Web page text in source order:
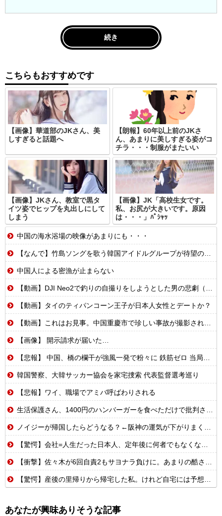
続き
こちらもおすすめです
【画像】華道部のJKさん、美
しすぎると話題へ
【朗報】60年以上前のJKさ
ん、あまりに美しすぎる姿がコ
チラ・・・制服がまたいい
【画像】JKさん、教室で黒タ
イツ姿でヒップを丸出しにして
しまう
【画像】JK「高校生女です。
私、お尻が大きいです。原因
は・・・」ﾊﾟｼｬｯ
中国の海水浴場の映像があまりにも・・・
【なんで】竹島ソングを歌う韓国アイドルグループが待望の日本デビュー
中国人による密漁が止まらない
【動画】DJI Neo2で釣りの自撮りをしようとした男の悲劇（ノ∇`）
【動画】タイのティパンコーン王子が日本人女性とデートか？
【動画】これはお見事。中国重慶市で珍しい事故が撮影される。
【画像】 開示請求が届いた…
【悲報】 中国、橋の欄干が強風一発で粉々に 鉄筋ゼロ 当局「接着剤でくっつけただけ」「正常で、品質問題はない」
韓国警察、大韓サッカー協会を家宅捜索 代表監督選考巡り
【悲報】ワイ、職場でアミバ呼ばわりされる
生活保護さん、1400円のハンバーガーを食べただけで批判される
ノイジーが帰国したらどうなる？←阪神の運気が下がりまくるやろな
【驚愕】会社=人生だった日本人、定年後に何者でもなくなるwww
【衝撃】佐々木が6回自責2もサヨナラ負けに。あまりの酷さにドン引きするドジャースファン
【驚愕】産後の里帰りから帰宅した私。けれど自宅には予想もしない人物が住み着いており……義父「お!嫁ちゃんお疲れ!俺もしばらく厄介になるよ」ギャンブル中毒&借金まみれな義父だった!
あなたが興味ありそうな記事